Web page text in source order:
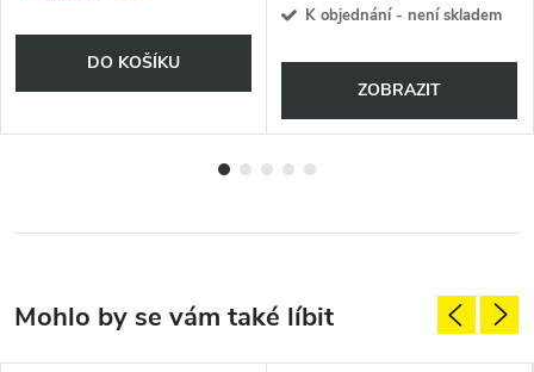
DO KOŠÍKU
cena:K objednání - není skladem
ZOBRAZIT